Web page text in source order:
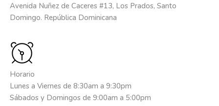
Avenida Nuñez de Caceres #13, Los Prados, Santo
Domingo. República Dominicana
Horario
Lunes a Viernes de 8:30am a 9:30pm
Sábados y Domingos de 9:00am a 5:00pm